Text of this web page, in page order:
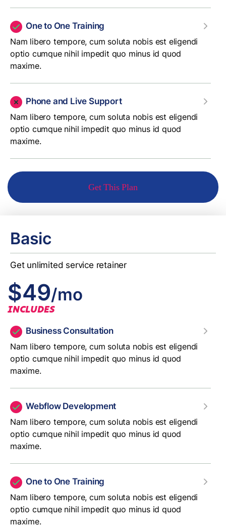
One to One Training
Nam libero tempore, cum soluta nobis est eligendi
optio cumque nihil impedit quo minus id quod
maxime.
Phone and Live Support
Nam libero tempore, cum soluta nobis est eligendi
optio cumque nihil impedit quo minus id quod
maxime.
Get This Plan
Basic
Get unlimited service retainer
$49/mo
INCLUDES
Business Consultation
Nam libero tempore, cum soluta nobis est eligendi
optio cumque nihil impedit quo minus id quod
maxime.
Webflow Development
Nam libero tempore, cum soluta nobis est eligendi
optio cumque nihil impedit quo minus id quod
maxime.
One to One Training
Nam libero tempore, cum soluta nobis est eligendi
optio cumque nihil impedit quo minus id quod
maxime.